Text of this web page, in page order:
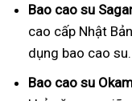
Bao cao su
cao cấp Nhật
dụng bao cao su.
Bao cao su